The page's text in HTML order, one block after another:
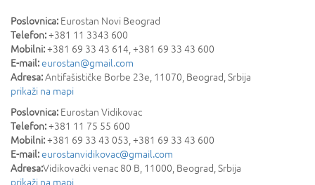
Poslovnica: Eurostan Novi Beograd
Telefon:+381 11 3343 600
Mobilni:+381 69 33 43 614, +381 69 33 43 600
E-mail:eurostan@gmail.com
Adresa:Antifašističke Borbe 23e, 11070, Beograd,Srbija
prikaži na mapi
Poslovnica: Eurostan Vidikovac
Telefon:+381 11 75 55 600
Mobilni:+381 69 33 43 053, +381 69 33 43 600
E-mail:eurostanvidikovac@gmail.com
Adresa:Vidikovački venac 80 B, 11000, Beograd,Srbija
prikaži na mapi